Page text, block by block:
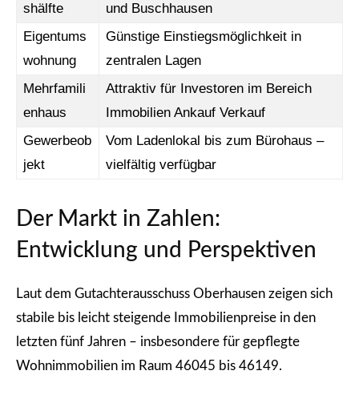
shälfte
und Buschhausen
Eigentums
wohnung
Günstige Einstiegsmöglichkeit in
zentralen Lagen
Mehrfamili
enhaus
Attraktiv für Investoren im Bereich
Immobilien Ankauf Verkauf
Gewerbeob
jekt
Vom Ladenlokal bis zum Bürohaus –
vielfältig verfügbar
Der Markt in Zahlen:
Entwicklung und Perspektiven
Laut dem Gutachterausschuss Oberhausen zeigen sich
stabile bis leicht steigende Immobilienpreise in den
letzten fünf Jahren – insbesondere für gepflegte
Wohnimmobilien im Raum 46045 bis 46149.